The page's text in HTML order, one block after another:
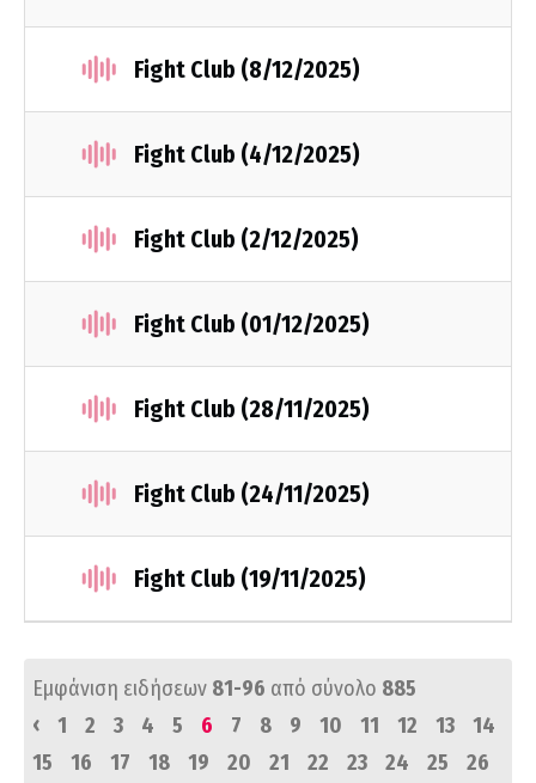
Fight Club (8/12/2025)
Fight Club (4/12/2025)
Fight Club (2/12/2025)
Fight Club (01/12/2025)
Fight Club (28/11/2025)
Fight Club (24/11/2025)
Fight Club (19/11/2025)
Εμφάνιση ειδήσεων 81-96 από σύνολο 885
‹
1 2 3 4 5 6 7 8 9 10 11 12 13
14
15
16 17 18 19 20 21 22 23 24 25
26